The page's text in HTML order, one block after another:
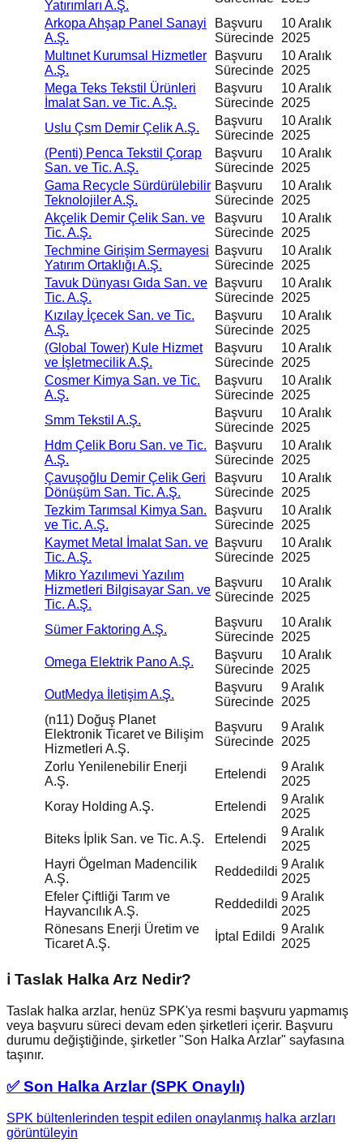
Yatırımları A.Ş.
Arkopa Ahşap Panel Sanayi
A.Ş.
Başvuru
Sürecinde
10 Aralık
2025
Multınet Kurumsal Hizmetler
A.Ş.
Başvuru
Sürecinde
10 Aralık
2025
Mega Teks Tekstil Ürünleri
İmalat San. ve Tic. A.Ş.
Başvuru
Sürecinde
10 Aralık
2025
Uslu Çsm Demir Çelik A.Ş.
Başvuru
Sürecinde
10 Aralık
2025
(Penti) Penca Tekstil Çorap
San. ve Tic. A.Ş.
Başvuru
Sürecinde
10 Aralık
2025
Gama Recycle Sürdürülebilir
Teknolojiler A.Ş.
Başvuru
Sürecinde
10 Aralık
2025
Akçelik Demir Çelik San. ve
Tic. A.Ş.
Başvuru
Sürecinde
10 Aralık
2025
Techmine Girişim Sermayesi
Yatırım Ortaklığı A.Ş.
Başvuru
Sürecinde
10 Aralık
2025
Tavuk Dünyası Gıda San. ve
Tic. A.Ş.
Başvuru
Sürecinde
10 Aralık
2025
Kızılay İçecek San. ve Tic.
A.Ş.
Başvuru
Sürecinde
10 Aralık
2025
(Global Tower) Kule Hizmet
ve İşletmecilik A.Ş.
Başvuru
Sürecinde
10 Aralık
2025
Cosmer Kimya San. ve Tic.
A.Ş.
Başvuru
Sürecinde
10 Aralık
2025
Smm Tekstil A.Ş.
Başvuru
Sürecinde
10 Aralık
2025
Hdm Çelik Boru San. ve Tic.
A.Ş.
Başvuru
Sürecinde
10 Aralık
2025
Çavuşoğlu Demir Çelik Geri
Dönüşüm San. Tic. A.Ş.
Başvuru
Sürecinde
10 Aralık
2025
Tezkim Tarımsal Kimya San.
ve Tic. A.Ş.
Başvuru
Sürecinde
10 Aralık
2025
Kaymet Metal İmalat San. ve
Tic. A.Ş.
Başvuru
Sürecinde
10 Aralık
2025
Mikro Yazılımevi Yazılım
Hizmetleri Bilgisayar San. ve
Tic. A.Ş.
Başvuru
Sürecinde
10 Aralık
2025
Sümer Faktoring A.Ş.
Başvuru
Sürecinde
10 Aralık
2025
Omega Elektrik Pano A.Ş.
Başvuru
Sürecinde
10 Aralık
2025
OutMedya İletişim A.Ş.
Başvuru
Sürecinde
9 Aralık
2025
(n11) Doğuş Planet
Elektronik Ticaret ve Bilişim
Hizmetleri A.Ş.
Başvuru
Sürecinde
9 Aralık
2025
Zorlu Yenilenebilir Enerji
A.Ş.
Ertelendi
9 Aralık
2025
Koray Holding A.Ş.
Ertelendi
9 Aralık
2025
Biteks İplik San. ve Tic. A.Ş.
Ertelendi
9 Aralık
2025
Hayri Ögelman Madencilik
A.Ş.
Reddedildi
9 Aralık
2025
Efeler Çiftliği Tarım ve
Hayvancılık A.Ş.
Reddedildi
9 Aralık
2025
Rönesans Enerji Üretim ve
Ticaret A.Ş.
İptal Edildi
9 Aralık
2025
ℹ️ Taslak Halka Arz Nedir?
Taslak halka arzlar, henüz SPK'ya resmi başvuru yapmamış
veya başvuru süreci devam eden şirketleri içerir. Başvuru
durumu değiştiğinde, şirketler "Son Halka Arzlar" sayfasına
taşınır.
✅ Son Halka Arzlar (SPK Onaylı)
SPK bültenlerinden tespit edilen onaylanmış halka arzları
görüntüleyin